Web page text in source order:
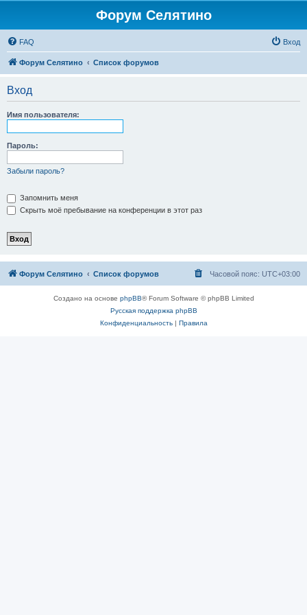
Форум Селятино
FAQ Вход
Форум Селятино Список форумов
Вход
Имя пользователя:
Пароль:
Забыли пароль?
Запомнить меня
Скрыть моё пребывание на конференции в этот раз
Форум Селятино Список форумов Часовой пояс: UTC+03:00
Создано на основе phpBB® Forum Software © phpBB Limited
Русская поддержка phpBB
Конфиденциальность| Правила